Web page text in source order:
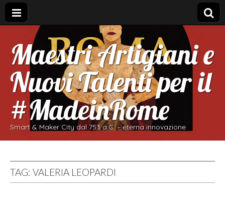
Maestri Artigiani e
Nuovi Talenti per il
#MadeinRome
Smart & Maker City dal 753 a.C. – eterna innovazione
TAG: VALERIA LEOPARDI